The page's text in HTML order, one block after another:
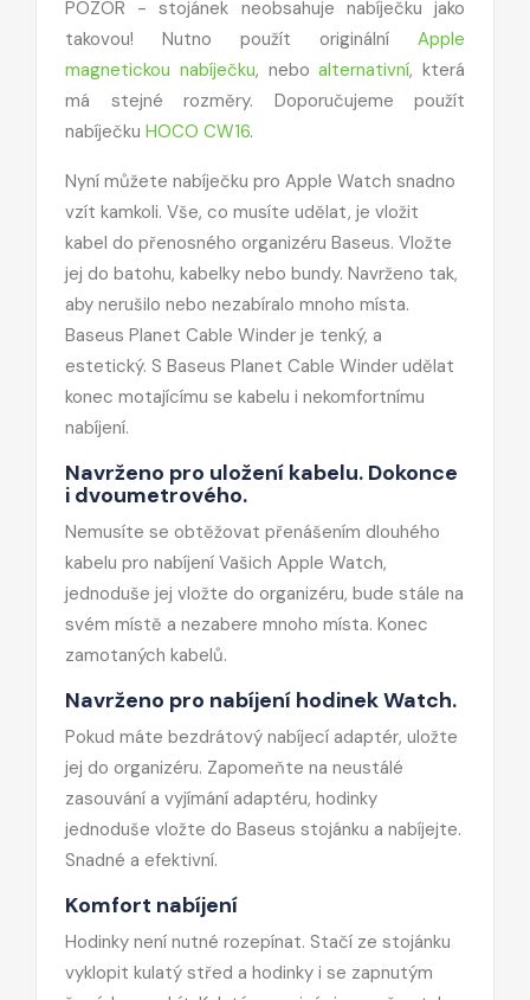
POZOR - stojánek neobsahuje nabíječku jako
takovou! Nutno použít originální Apple
magnetickou nabíječku, neboalternativní, která
má stejné rozměry. Doporučujeme použít
nabíječku HOCO CW16.
Nyní můžete nabíječku pro Apple Watch snadno
vzít kamkoli. Vše, co musíte udělat, je vložit
kabel do přenosného organizéru Baseus. Vložte
jej do batohu, kabelky nebo bundy. Navrženo tak,
aby nerušilo nebo nezabíralo mnoho místa.
Baseus Planet Cable Winder je tenký, a
estetický. S Baseus Planet Cable Winder udělat
konec motajícímu se kabelu i nekomfortnímu
nabíjení.
Navrženo pro uložení kabelu. Dokonce
i dvoumetrového.
Nemusíte se obtěžovat přenášením dlouhého
kabelu pro nabíjení Vašich Apple Watch,
jednoduše jej vložte do organizéru, bude stále na
svém místě a nezabere mnoho místa. Konec
zamotaných kabelů.
Navrženo pro nabíjení hodinek Watch.
Pokud máte bezdrátový nabíjecí adaptér, uložte
jej do organizéru. Zapomeňte na neustálé
zasouvání a vyjímání adaptéru, hodinky
jednoduše vložte do Baseus stojánku a nabíjejte.
Snadné a efektivní.
Komfort nabíjení
Hodinky není nutné rozepínat. Stačí ze stojánku
vyklopit kulatý střed a hodinky i se zapnutým